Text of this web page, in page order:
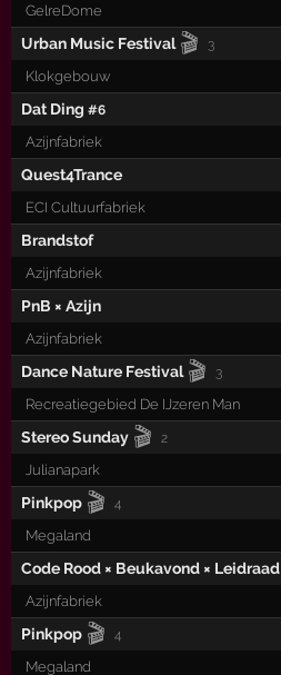
GelreDome
Urban Music Festival 🎬 3
Klokgebouw
Dat Ding #6
Azijnfabriek
Quest4Trance
ECI Cultuurfabriek
Brandstof
Azijnfabriek
PnB × Azijn
Azijnfabriek
Dance Nature Festival 🎬 3
Recreatiegebied De IJzeren Man
Stereo Sunday 🎬 2
Julianapark
Pinkpop 🎬 4
Megaland
Code Rood × Beukavond × Leidraad
Azijnfabriek
Pinkpop 🎬 4
Megaland